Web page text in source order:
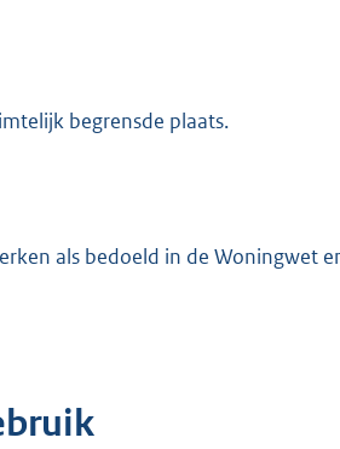
begrensde plaats.
als bedoeld in de Woningwet